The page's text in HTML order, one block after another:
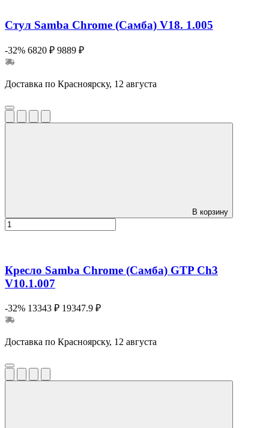
Стул Samba Chrome (Самба) V18. 1.005
-32% 6820 ₽ 9889 ₽
Доставка по Красноярску, 12 августа
В корзину
Кресло Samba Chrome (Самба) GTP Ch3
V10.1.007
-32% 13343 ₽ 19347.9 ₽
Доставка по Красноярску, 12 августа